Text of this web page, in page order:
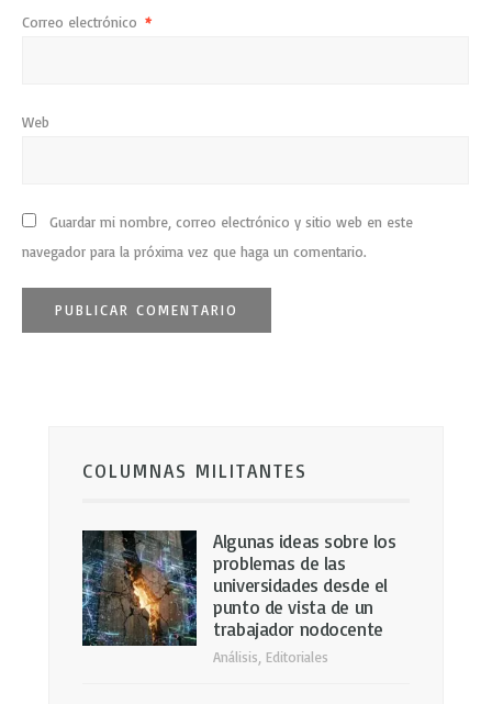
Correo electrónico *
Web
Guardar mi nombre, correo electrónico y sitio web en este
navegador para la próxima vez que haga un comentario.
COLUMNAS MILITANTES
Algunas ideas sobre los
problemas de las
universidades desde el
punto de vista de un
trabajador nodocente
Análisis, Editoriales